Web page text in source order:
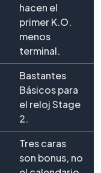
hacen el
primer K.O.
menos
terminal.
Bastantes
Básicos para
el reloj Stage
2.
Tres caras
son bonus, no